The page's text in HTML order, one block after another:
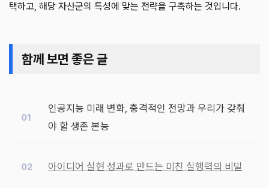
택하고, 해당 자산군의 특성에 맞는 전략을 구축하는 것입니다.
함께 보면 좋은 글
인공지능 미래 변화, 충격적인 전망과 우리가 갖춰
야 할 생존 본능
아이디어 실현 성과로 만드는 미친 실행력의 비밀